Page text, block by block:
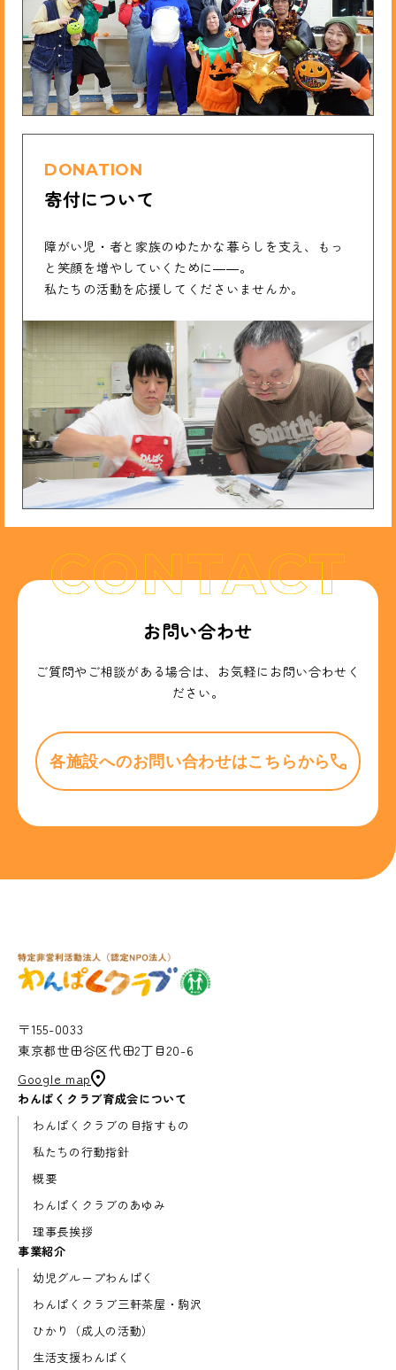
DONATION
寄付について
障がい児・者と家族のゆたかな暮らしを支え、もっ
と笑顔を増やしていくために――。
私たちの活動を応援してくださいませんか。
お問い合わせ
ご質問やご相談がある場合は、お気軽にお問い合わせく
ださい。
各施設へのお問い合わせはこちらから
〒155-0033
東京都世田谷区代田2丁目20-6
Google map
わんぱくクラブ育成会について
わんぱくクラブの目指すもの
私たちの行動指針
概要
わんぱくクラブのあゆみ
理事長挨拶
事業紹介
幼児グループわんぱく
わんぱくクラブ三軒茶屋・駒沢
ひかり（成人の活動）
生活支援わんぱく